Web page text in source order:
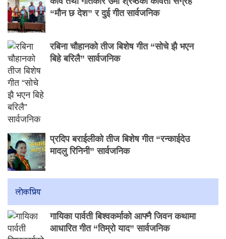
“मौन छ देश” र दुई गीत सार्वजनिक
रबिना चौहानको तीज बिशेष गीत “सोचे झै भएन
बिहे बरिलै” सार्वजनिक
प्रदिप बराईलीको तीज बिशेष गीत “रन्काईदेउ
मादलु रिनिनी” सार्वजनिक
लाेकप्रिय
गायिका पार्वती बिश्वकर्माको आफ्नै जिवन कथामा
आधारित गीत “तिम्रो याद” सार्वजनिक